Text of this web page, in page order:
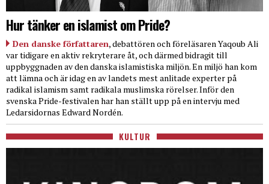
Hur tänker en islamist om Pride?
Den danske författaren, debattören och föreläsaren Yaqoub Ali
var tidigare en aktiv rekryterare åt, och därmed bidragit till
uppbyggnaden av den danska islamistiska miljön. En miljö han kom
att lämna och är idag en av landets mest anlitade experter på
radikal islamism samt radikala muslimska rörelser. Inför den
svenska Pride-festivalen har han ställt upp på en intervju med
Ledarsidornas Edward Nordén.
KULTUR